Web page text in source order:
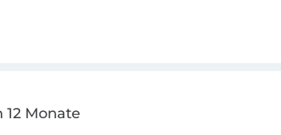
Monate